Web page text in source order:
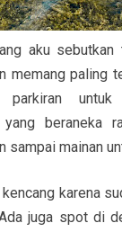
aku sebutkan
memang paling
parkiran
beraneka
sampai mainan
karena
juga spot di